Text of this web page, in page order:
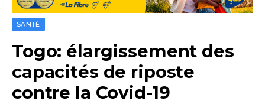
SANTÉ
Togo: élargissement des
capacités de riposte
contre la Covid-19